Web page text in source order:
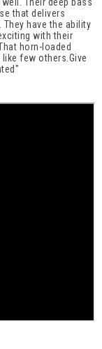
that delivers
have the ability
with their
horn-loaded
few others.Give